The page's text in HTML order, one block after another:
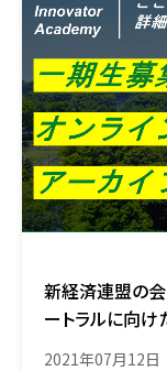
新経済連盟の会
ートラルに向
は？】を開催さ
2021年07月12日